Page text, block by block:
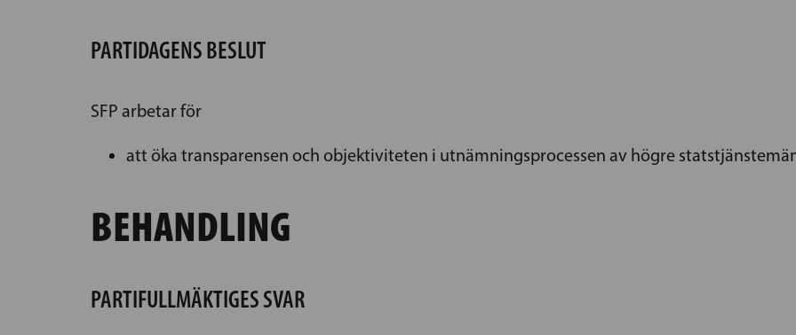
PARTIDAGENS BESLUT
SFP arbetar för
att öka transparensen och objektiviteten i utnämningsprocessen av högre
BEHANDLING
PARTIFULLMÄKTIGES SVAR